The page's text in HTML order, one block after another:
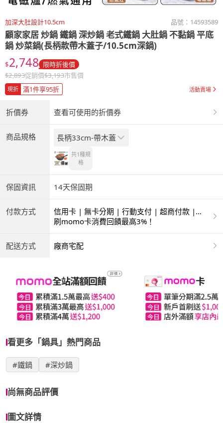
加深大肚設計10.5cm 品號： 14593589
顧家家居炒鍋 鐵鍋 深炒鍋 老式鐵鍋 大肚鍋 不黏鍋 平底
鍋 炒菜鍋(長柄款帶木蓋子/10.5cm深鍋)
$2,748 限時折後價
$2,893促銷價$3,193市售價
現折 滿1件享95折 活動賣場
折價券 查看可使用的折價券
商品規格 長柄33cm-帶木蓋
共1種規
格
保固資訊 14天保固期
付款方式
信用卡 | 無卡分期 | 行動支付 | 超商付款 |
ATM | 銀聯卡
刷momo卡消費回饋最高3%！
配送方式 廠商宅配
看更多「鍋具」熱門商品
#鐵鍋 #深炒鍋
尚無商品評價
圖文詳情